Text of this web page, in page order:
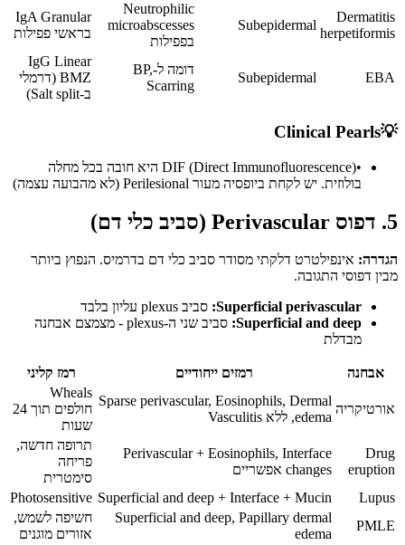
Dermatitis
herpetiformis
Subepidermal
Neutrophilic
microabscesses
בפפילות
IgA Granular
בראשי פפילות
EBA
Subepidermal
דומה ל-BP,
Scarring
IgG Linear
BMZ (דרמלי
ב-Salt split)
💡
Clinical Pearls
•
DIF (Direct Immunofluorescence) היא חובה בכל מחלה
בולוזית. יש לקחת ביופסיה מעור Perilesional (לא מהבועה עצמה)
5. דפוס Perivascular (סביב כלי דם)
הגדרה: אינפילטרט דלקתי מסודר סביב כלי דם בדרמיס. הנפוץ ביותר
מבין דפוסי התגובה.
Superficial perivascular: סביב plexus עליון בלבד
Superficial and deep:
סביב שני ה-plexus - מצמצם אבחנה
מבדלת
אבחנה רמזים ייחודיים רמז קליני
אורטיקריה
Sparse perivascular, Eosinophils, Dermal
edema, ללא Vasculitis
Wheals
חולפים תוך 24
שעות
Drug
eruption
Perivascular + Eosinophils, Interface
changes אפשריים
תרופה חדשה,
פריחה
סימטרית
Lupus
Superficial and deep + Interface + Mucin
Photosensitive
PMLE
Superficial and deep, Papillary dermal
edema
חשיפה לשמש,
אזורים מוגנים